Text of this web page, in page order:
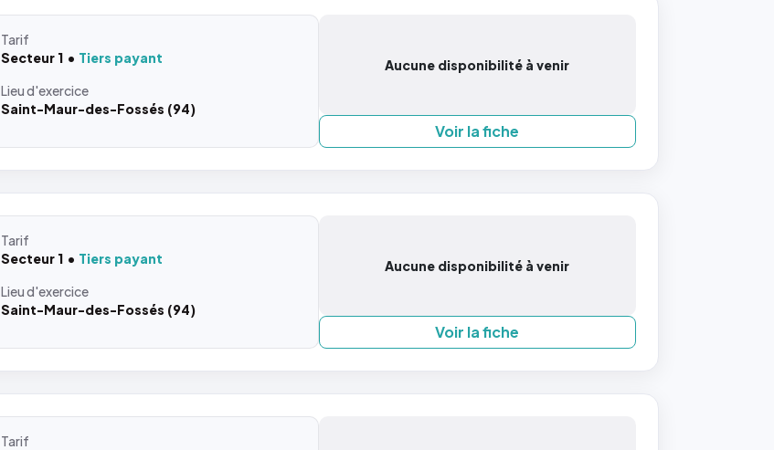
Tarif
Secteur 1
Tiers payant
Lieud'exercice
Saint-Maur-des-Fossés (94)
Aucune disponibilité à venir
Voir la fiche
Tarif
Secteur 1
Tiers payant
Lieud'exercice
Saint-Maur-des-Fossés (94)
Aucune disponibilité à venir
Voir la fiche
Tarif